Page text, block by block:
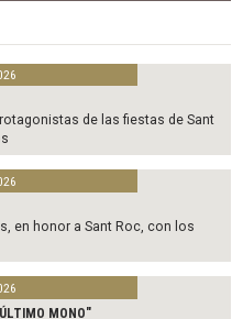
de las fiestas de Sant
en honor a Sant Roc, con los
MONO"